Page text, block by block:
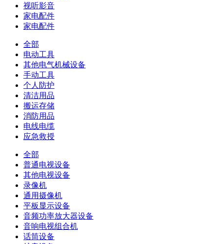
视听影音
家电配件
家电配件
全部
电动工具
其他电气机械设备
手动工具
个人防护
清洁用品
搬运存储
消防用品
电线电缆
应急救授
全部
普通电视设备
其他电视设备
录像机
通用摄像机
平板显示设备
音频功率放大器设备
音响电视组合机
话筒设备